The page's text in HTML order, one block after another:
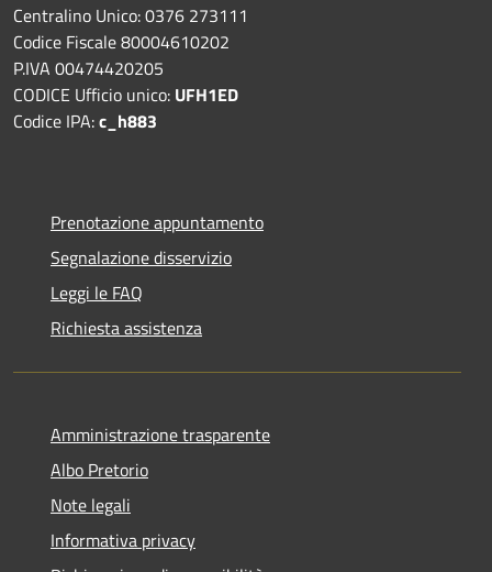
Centralino Unico: 0376 273111
Codice Fiscale 80004610202
P.IVA 00474420205
CODICE Ufficio unico: UFH1ED
Codice IPA:c_h883
Prenotazione appuntamento
Segnalazione disservizio
Leggi le FAQ
Richiesta assistenza
Amministrazione trasparente
Albo Pretorio
Note legali
Informativa privacy